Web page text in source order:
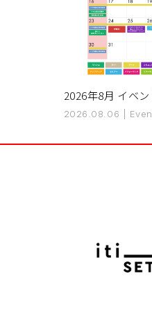
2026年8月 イベ
2026.08.06